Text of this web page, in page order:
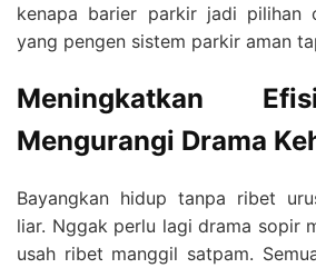
kenapa barier parkir jadi pilihan
yang pengen sistem parkir aman
Meningkatkan
Mengurangi Drama
Bayangkan hidup tanpa ribet
liar. Nggak perlu lagi drama sopir
usah ribet manggil satpam.